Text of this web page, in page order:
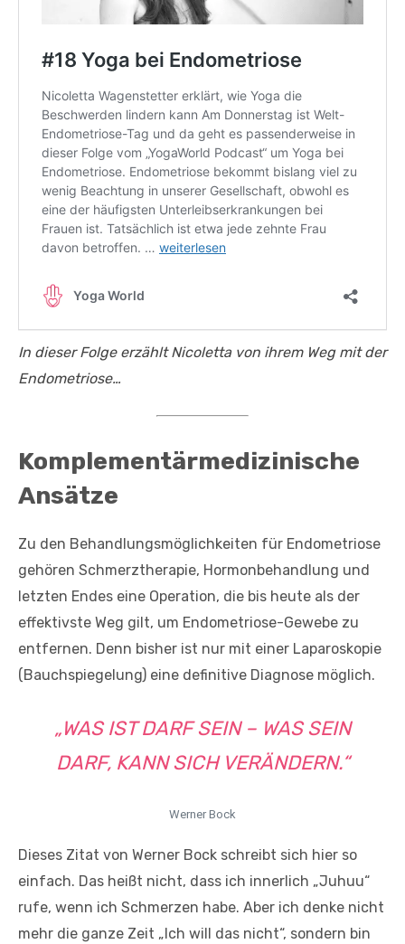
In dieser Folge erzählt Nicoletta von ihrem Weg mit der
Endometriose…
Komplementärmedizinische
Ansätze
Zu den Behandlungsmöglichkeiten für Endometriose
gehören Schmerztherapie, Hormonbehandlung und
letzten Endes eine Operation, die bis heute als der
effektivste Weg gilt, um Endometriose-Gewebe zu
entfernen. Denn bisher ist nur mit einer Laparoskopie
(Bauchspiegelung) eine definitive Diagnose möglich.
„WAS IST DARF SEIN – WAS SEIN
DARF, KANN SICH VERÄNDERN.“
Werner Bock
Dieses Zitat von Werner Bock schreibt sich hier so
einfach. Das heißt nicht, dass ich innerlich „Juhuu“
rufe, wenn ich Schmerzen habe. Aber ich denke nicht
mehr die ganze Zeit „Ich will das nicht“, sondern bin